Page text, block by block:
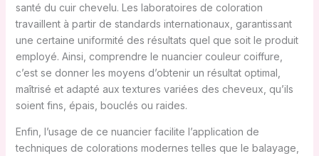
santé du cuir chevelu. Les laboratoires de coloration
travaillent à partir de standards internationaux, garantissant
une certaine uniformité des résultats quel que soit le produit
employé. Ainsi, comprendre le nuancier couleur coiffure,
c’est se donner les moyens d’obtenir un résultat optimal,
maîtrisé et adapté aux textures variées des cheveux, qu’ils
soient fins, épais, bouclés ou raides.
Enfin, l’usage de ce nuancier facilite l’application de
techniques de colorations modernes telles que le balayage,